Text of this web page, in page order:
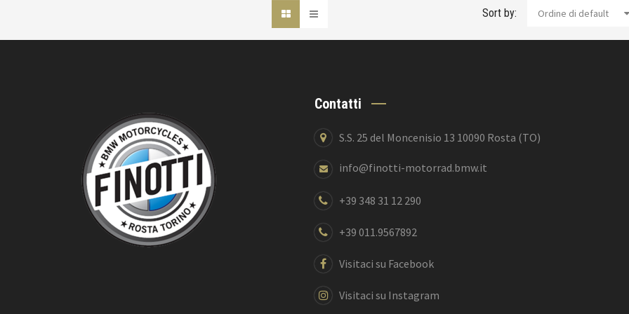
Sort by: Ordine di default
Contatti
S.S. 25 del Moncenisio 13 10090 Rosta (TO)
info@finotti-motorrad.bmw.it
+39 348 31 12 290
+39 011.9567892
Visitaci su Facebook
Visitaci su Instagram